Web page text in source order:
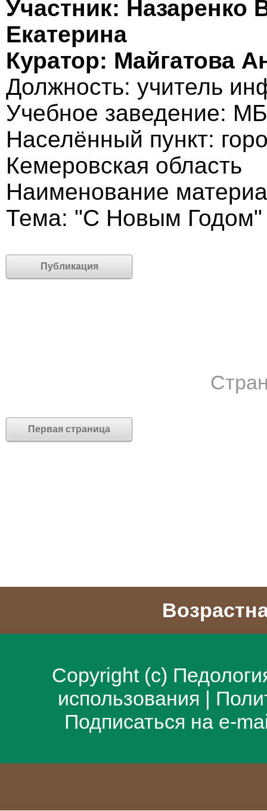
Участник:
Екатерина
Куратор: Майгатова
Должность: учитель
Учебное заведение:
Населённый пункт:
Кемеровская область
Наименование
Тема: "С Новым Годом"
Публикация
Первая страница
Copyright (c)
использования |
Подписаться на e-